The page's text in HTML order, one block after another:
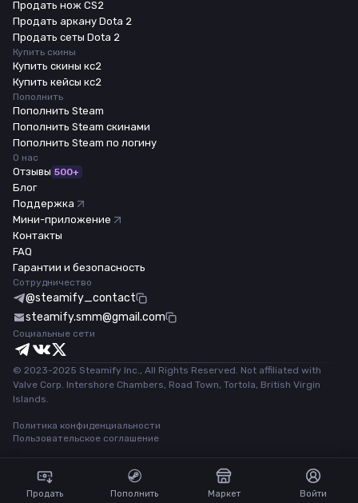
Продать нож CS2
Продать аркану Dota 2
Продать сеты Dota 2
Купить скины
Купить скины кс2
Купить кейсы кс2
Пополнить
Пополнить Steam
Пополнить Steam скинами
Пополнить Steam по логину
О нас
Отзывы 500+
Блог
Поддержка
Мини-приложение
Контакты
FAQ
Гарантии и безопасность
Сотрудничество
@steamify_contact
steamify.smm@gmail.com
Социальные сети
© 2023-2025 Steamify Inc., All Rights Reserved. Not affiliated with
Valve Corp. Intershore Chambers, Road Town, Tortola, British Virgin
Islands.
Политика конфиденциальности
Пользовательское соглашение
Продать Пополнить Маркет Войти